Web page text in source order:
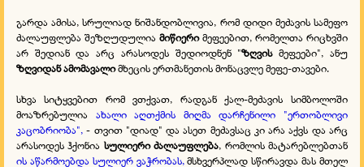
გარდა ამისა, სრულიად ნიშანდობლივია, რომ დიდი მეძავის სამეფო
ძალაუფლება შეზღუდულია მიწიერიმეფეებით, რომელთა რიცხვში
არ შედიან და არც არასოდეს შედიოდნენ "ზღვისმეფეები", ანუ
ზღვიდან ამომავალიმხეცის ერთმანეთის მონაცვლე მეფე-თავები.
სხვა სიტყვებით რომ ვთქვათ, რადგან ქალ-მეძავის სიმბოლოში
მოაზრებულია ახალი აღთქმის მიღმა დარჩენილი "ერთობლივი
კაცობრიობა", - თვით "დიად" და ასეთ მეძავსაც კი არა აქვს და არც
არასოდეს ჰქონია სულიერი ძალაუფლება, რომლის მატარებლებთან
ის აწარმოებდა სულიერ ვაჭრობას,მსხვერპლად სწირავდა მას მთელ